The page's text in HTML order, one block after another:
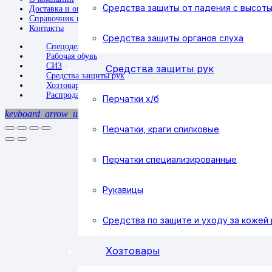
Средства защиты от падения с высоты
Средства защиты органов слуха
Средства защиты рук
Перчатки х/б
Перчатки, краги спилковые
Перчатки специализированные
Рукавицы
Средства по защите и уходу за кожей
Хозтовары
Доставка и оплата
Справочник покупателя
Контакты
Спецодежда
Рабочая обувь
СИЗ
Средства защиты рук
Хозтовары
Распродажа
keyboard_arrow_up